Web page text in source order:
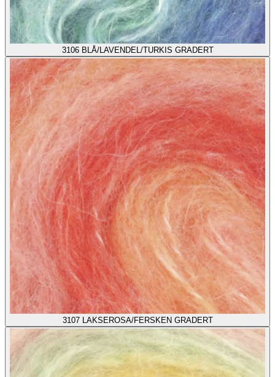
3106 BLÅ/LAVENDEL/TURKIS GRADERT
3107 LAKSEROSA/FERSKEN GRADERT